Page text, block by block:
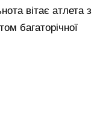
вітає атлета з
багаторічної